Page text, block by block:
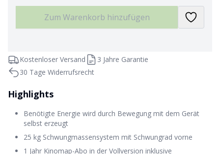
Zum Warenkorb hinzufügen
Kostenloser Versand
3 Jahre Garantie
30 Tage Widerrufsrecht
Highlights
Benötigte Energie wird durch Bewegung mit dem Gerät
selbst erzeugt
25 kg Schwungmassensystem mit Schwungrad vorne
1 Jahr Kinomap-Abo in der Vollversion inklusive